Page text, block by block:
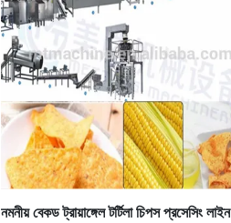
নমনীয় বেকড ট্রায়াঙ্গেল টর্টিলা চিপস প্রসেসিং লাইন